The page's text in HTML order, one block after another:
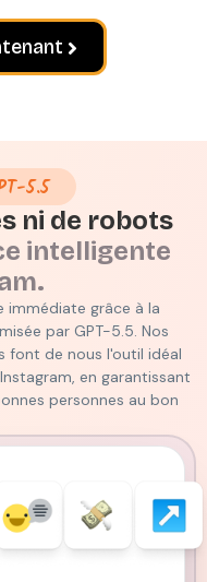
5.5
ni de robots
intelligente
immédiate grâce à la
par GPT-5.5. Nos
font de nous l'outil idéal
en garantissant
personnes au bon